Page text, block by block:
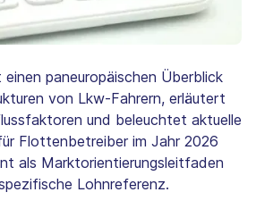
paneuropäischen Überblick
von Lkw-Fahrern, erläutert
und beleuchtet aktuelle
Flottenbetreiber im Jahr 2026
als Marktorientierungsleitfaden
Lohnreferenz.